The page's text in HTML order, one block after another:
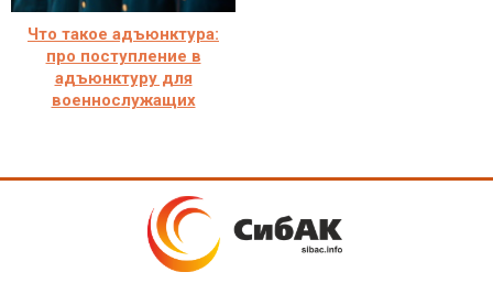
Что такое адъюнктура:
про поступление в
адъюнктуру для
военнослужащих